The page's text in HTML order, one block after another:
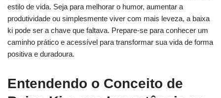
estilo de vida. Seja para melhorar o humor, aumentar a
produtividade ou simplesmente viver com mais leveza, a baixa
ki pode ser a chave que faltava. Prepare-se para conhecer um
caminho prático e acessível para transformar sua vida de forma
positiva e duradoura.
Entendendo o Conceito de